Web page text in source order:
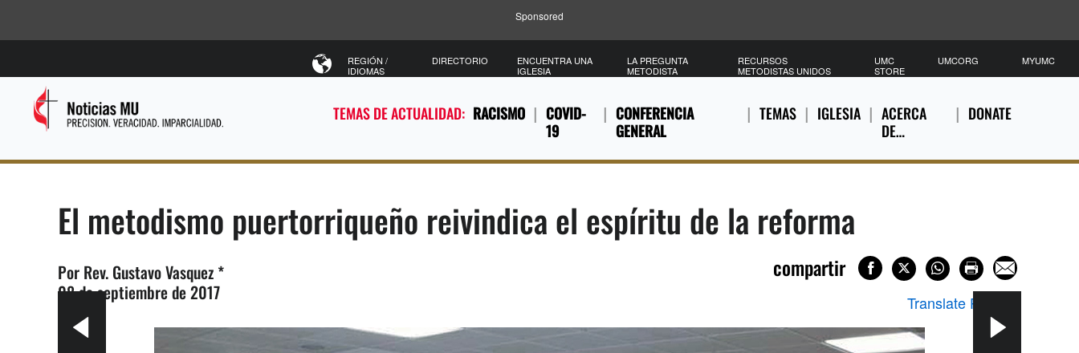
Sponsored
TEMAS DE ACTUALIDAD: RACISMO
COVID-
19
CONFERENCIA
GENERAL
TEMAS IGLESIA
ACERCA
DE…
DONATE
REGIÓN /
IDIOMAS
DIRECTORIO
ENCUENTRA UNA
IGLESIA
LA PREGUNTA
METODISTA
RECURSOS
METODISTAS UNIDOS
UMC
STORE
UMCORG MYUMC
El metodismo puertorriqueño reivindica el espíritu de la reforma
Por Rev. Gustavo Vasquez *
08 de septiembre de 2017
compartir
Translate Page